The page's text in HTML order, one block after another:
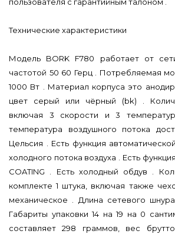
Технические характеристики
Модель BORK F780 работает от
частотой 50 60 Герц . Потребляемая
1000 Вт . Материал корпуса это
цвет серый или чёрный (bk) .
включая 3 скорости и 3
температура воздушного потока
Цельсия . Есть функция
холодного потока воздуха . Есть
COATING . Есть холодный обдув .
комплекте 1 штука, включая также
механическое . Длина сетевого шнура
Габариты упаковки 14 на 19 на 0
составляет 298 граммов, вес